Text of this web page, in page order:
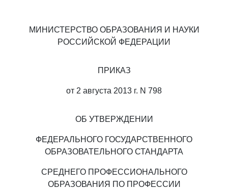
МИНИСТЕРСТВО ОБРАЗОВАНИЯ И НАУКИ
РОССИЙСКОЙ ФЕДЕРАЦИИ
ПРИКАЗ
от 2 августа 2013 г. N 798
ОБ УТВЕРЖДЕНИИ
ФЕДЕРАЛЬНОГО ГОСУДАРСТВЕННОГО
ОБРАЗОВАТЕЛЬНОГО СТАНДАРТА
СРЕДНЕГО ПРОФЕССИОНАЛЬНОГО
ОБРАЗОВАНИЯ ПО ПРОФЕССИИ